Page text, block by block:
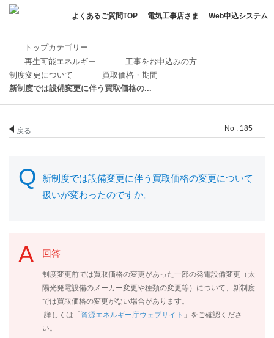
よくあるご質問TOP 電気工事店さま Web申込システム
トップカテゴリー
再生可能エネルギー
工事をお申込みの方
制度変更について
買取価格・期間
新制度では設備変更に伴う買取価格の...
戻る No : 185
新制度では設備変更に伴う買取価格の変更について
扱いが変わったのですか。
回答
制度変更前では買取価格の変更があった一部の発電設備変更（太
陽光発電設備のメーカー変更や種類の変更等）について、新制度
では買取価格の変更がない場合があります。
詳しくは「資源エネルギー庁ウェブサイト 」をご確認くださ
い。